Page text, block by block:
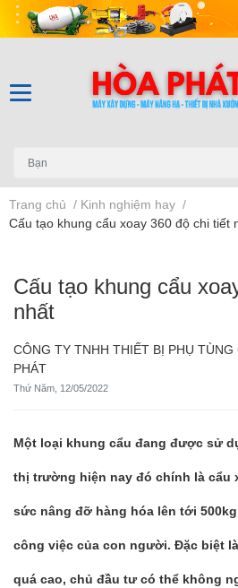
Trang chủ / Kinh nghiệm hay /
Cấu tạo khung cẩu xoay 360 độ chi tiết
Cấu tạo khung cẩu
nhất
CÔNG TY TNHH THIẾT BỊ PHỤ TÙNG
PHÁT
Thứ Năm, 12/05/2022
Một loại khung cẩu đang được sử
thị trường hiện nay đó chính là cẩu
sức nâng đỡ hàng hóa lên tới
công việc của con người. Đặc biệt
quá cao, chủ đầu tư có thể không